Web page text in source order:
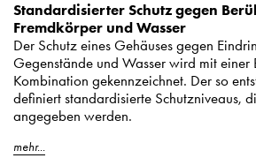
Standardisierter Schutz gegen
Fremdkörper und Wasser
Der Schutz eines Gehäuses gegen
Gegenstände und Wasser wird mit einer
Kombination gekennzeichnet. Der so
definiert standardisierte Schutzniveaus,
angegeben werden.
mehr...